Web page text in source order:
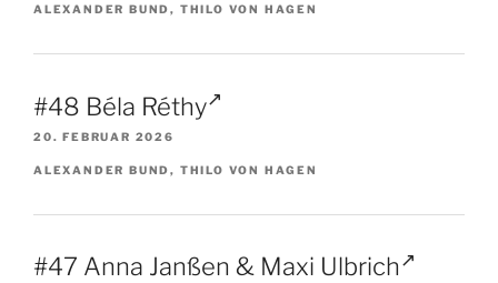
ALEXANDER BUND, THILO VON HAGEN
#48 Béla Réthy
20. FEBRUAR 2026
ALEXANDER BUND, THILO VON HAGEN
#47 Anna Janßen & Maxi Ulbrich